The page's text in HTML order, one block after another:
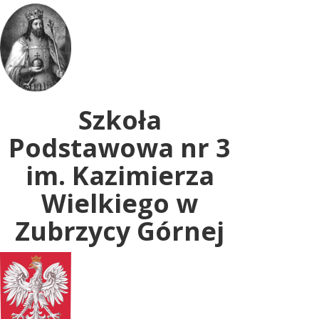
Uwaga:
ta
witryna
zawiera
system
dostępności.
Szkoła
Podstawowa nr 3
im. Kazimierza
Wielkiego w
Zubrzycy Górnej